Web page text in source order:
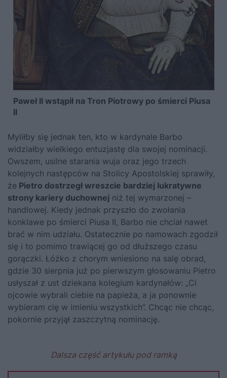
Paweł II wstąpił na Tron Piotrowy po śmierci Piusa
II
Myliłby się jednak ten, kto w kardynale Barbo
widziałby wielkiego entuzjastę dla swojej nominacji.
Owszem, usilne starania wuja oraz jego trzech
kolejnych następców na Stolicy Apostolskiej sprawiły,
że Pietro dostrzegł wreszcie bardziej lukratywne
strony kariery duchownej niż tej wymarzonej –
handlowej. Kiedy jednak przyszło do zwołania
konklawe po śmierci Piusa II, Barbo nie chciał nawet
brać w nim udziału. Ostatecznie po namowach zgodził
się i to pomimo trawiącej go od dłuższego czasu
gorączki. Łóżko z chorym wniesiono na salę obrad,
gdzie 30 sierpnia już po pierwszym głosowaniu Pietro
usłyszał z ust dziekana kolegium kardynałów: „Ci
ojcowie wybrali ciebie na papieża, a ja ponownie
wybieram cię w imieniu wszystkich”. Chcąc nie chcąc,
pokornie przyjął zaszczytną nominację.
Dalsza część artykułu pod ramką